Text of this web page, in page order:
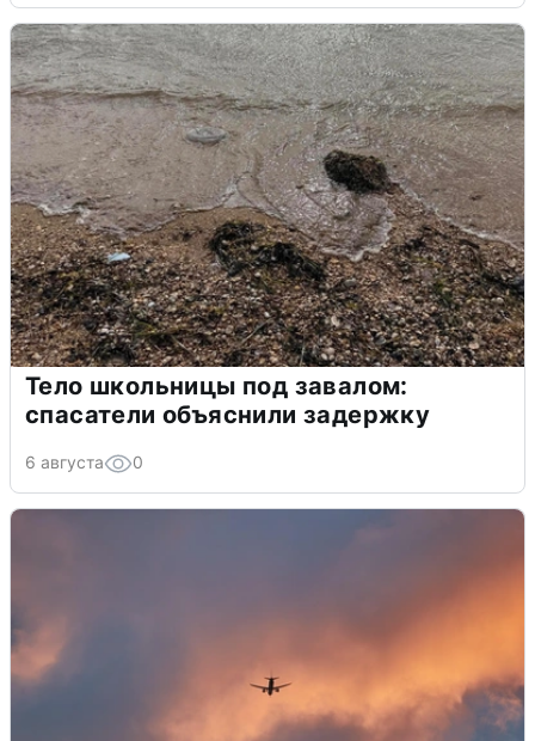
Тело школьницы под завалом:
спасатели объяснили задержку
6 августа 0